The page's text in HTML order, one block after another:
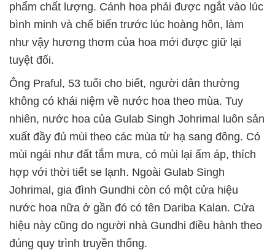
phẩm chất lượng. Cánh hoa phải được ngắt vào lúc
bình minh và chế biến trước lúc hoàng hôn, làm
như vậy hương thơm của hoa mới được giữ lại
tuyệt đối.
Ông Praful, 53 tuổi cho biết, người dân thường
không có khái niệm về nước hoa theo mùa. Tuy
nhiên, nước hoa của Gulab Singh Johrimal luôn sản
xuất đầy đủ mùi theo các mùa từ hạ sang đông. Có
mùi ngái như đất tắm mưa, có mùi lại ấm áp, thích
hợp với thời tiết se lạnh. Ngoài Gulab Singh
Johrimal, gia đình Gundhi còn có một cửa hiệu
nước hoa nữa ở gần đó có tên Dariba Kalan. Cửa
hiệu này cũng do người nhà Gundhi điều hành theo
đúng quy trình truyền thống.